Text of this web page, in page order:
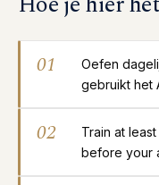
01
Oefen
gebruikt het
02
Train at
before your